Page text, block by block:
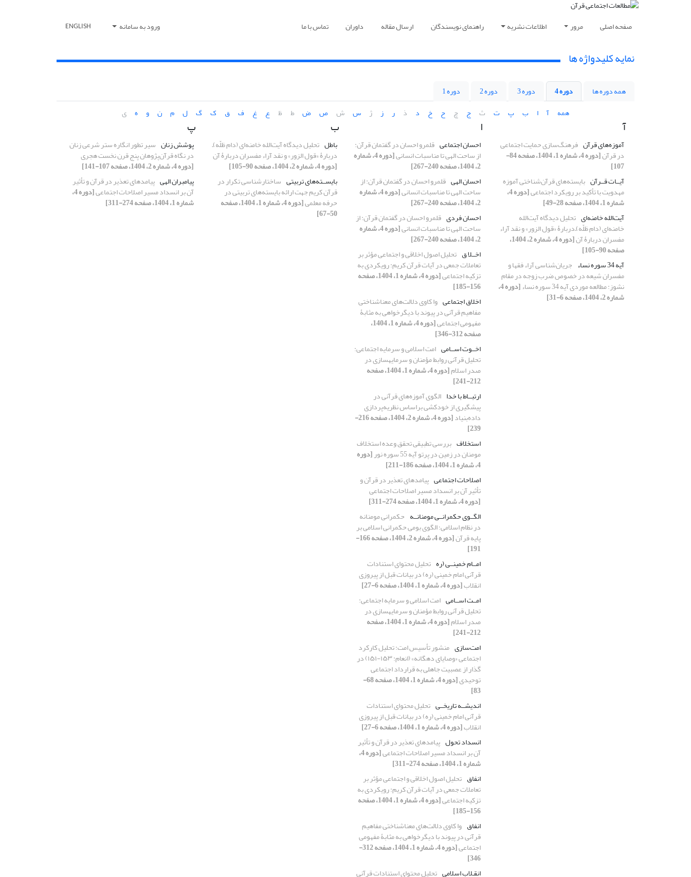
صفحه اصلی مرور اطلاعات نشریه راهنمای نویسندگان ارسال مقاله داوران تماس با ما ورود به سامانه ENGLISH
نمایه کلیدواژه ها
همه دوره ها دوره 4 دوره 3 دوره 2
دوره 1
همه
آ ا ب پ ت ث ج چ ح خ د ذ ر ز ژ س ش ص ض ط ظ ع غ ف ق ک گ ل م ن و ه ی
آ
آموزه‌های قرآن فرهنگ‌سازی حمایت اجتماعی
در قرآن [دوره 4، شماره 1، 1404، صفحه 84-
107]
آیــات قــرآن بایسته‌های قرآن‌شناختی آموزه‌
مهدویت با تأکید بر رویکرد اجتماعی [دوره 4،
شماره 1، 1404، صفحه 28-49]
آیت‌الله خامنه‌ای تحلیل دیدگاه آیت‌الله
خامنه‌ای (دام ظلّه)ّ دربارۀ «قول الزور» و نقد آراء
مفسران دربارۀ آن [دوره 4، شماره 2، 1404،
صفحه 90-105]
آیه 34 سوره نساء
جریان‌شناسی آراء فقها و
مفسران شیعه در خصوص ضرب زوجه در مقام
نشوز: مطالعه موردی آیه 34 سوره نساء [دوره 4،
شماره 2، 1404، صفحه 6-31]
ا
احسان اجتماعی قلمرو احسان در گفتمان قرآن:
از ساحت الهی تا مناسبات انسانی [دوره 4، شماره
2، 1404، صفحه 240-267]
احسان الهی قلمرو احسان در گفتمان قرآن: از
ساحت الهی تا مناسبات انسانی [دوره 4، شماره
2، 1404، صفحه 240-267]
احسان فردی قلمرو احسان در گفتمان قرآن: از
ساحت الهی تا مناسبات انسانی [دوره 4، شماره
2، 1404، صفحه 240-267]
اخــلا ق تحلیل اصول اخلاقی و اجتماعی مؤثر بر
تعاملات جمعی در آیات قرآن کریم: رویکردی به
تزکیه اجتماعی [دوره 4، شماره 1، 1404، صفحه
156-185]
اخلاق اجتماعی وا کاوی دلالت‌های معناشناختی
مفاهیم قرآنی در پیوند با دیگرخواهی به مثابۀ
مفهومی اجتماعی [دوره 4، شماره 1، 1404،
صفحه 312-346]
اخــوت اســامی امت اسلامی و سرمایه اجتماعی:
تحلیل قرآنی روابط مؤمنان و سرمایهسازی در
صدر اسلام [دوره 4، شماره 1، 1404، صفحه
212-241]
ارتبــاط با خدا الگوی آموز‌ه‌های قرآنی در
پیشگیری از خودکشی براساس نظریه‌پردازی
داده‌بنیاد [دوره 4، شماره 2، 1404، صفحه 216-
239]
استخلاف بررسی تطبیقی تحقق وعده استخلاف
مومنان در زمین در پرتو آیه 55 سوره نور [دوره
4، شماره 1، 1404، صفحه 186-211]
اصلاحات اجتماعی پیامدهای تعذیر در قرآن و
تأثیر آن بر انسداد مسیر اصلاحات اجتماعی
[دوره 4، شماره 1، 1404، صفحه 274-311]
الگــوی حکمرانــی مومنانــه حکمرانی مومنانه
در نظام اسلامی؛ الگوی بومی حکمرانی اسلامی بر
پایه قرآن [دوره 4، شماره 2، 1404، صفحه 166-
191]
امــام خمینــی (ره تحلیل محتوای استنادات
قرآنی امام خمینی (ره) در بیانات قبل از پیروزی
انقلاب[دوره 4، شماره 1، 1404، صفحه 6-27]
امــت اســامی امت اسلامی و سرمایه اجتماعی:
تحلیل قرآنی روابط مؤمنان و سرمایهسازی در
صدر اسلام [دوره 4، شماره 1، 1404، صفحه
212-241]
امت‌سازی منشور تأسیس امت: تحلیل کارکرد
اجتماعی «وصایای دهگانه» (انعام: ۱۵۳-۱۵۱) در
گذار از عصبیت جاهلی به قرارداد اجتماعی
توحیدی [دوره 4، شماره 1، 1404، صفحه 68-
83]
اندیشــه تاریخــی تحلیل محتوای استنادات
قرآنی امام خمینی (ره) در بیانات قبل از پیروزی
انقلاب[دوره 4، شماره 1، 1404، صفحه 6-27]
انسداد تحول پیامدهای تعذیر در قرآن و تأثیر
آن بر انسداد مسیر اصلاحات اجتماعی [دوره 4،
شماره 1، 1404، صفحه 274-311]
انفاق تحلیل اصول اخلاقی و اجتماعی مؤثر بر
تعاملات جمعی در آیات قرآن کریم: رویکردی به
تزکیه اجتماعی [دوره 4، شماره 1، 1404، صفحه
156-185]
انفاق وا کاوی دلالت‌های معناشناختی مفاهیم
قرآنی در پیوند با دیگرخواهی به مثابۀ مفهومی
اجتماعی [دوره 4، شماره 1، 1404، صفحه 312-
346]
انقـلاب اسلامی تحلیل محتوای استنادات قرآنی
ب
باطل تحلیل دیدگاه آیت‌الله خامنه‌ای (دام ظلّه)ّ
دربارۀ «قول الزور» و نقد آراء مفسران دربارۀ آن
[دوره 4، شماره 2، 1404، صفحه 90-105]
بایســته‌های تربیتی ساختارشناسی تکرار در
قرآن کریم جهت ارائه بایسته‌های تربیتی در
حرفه معلمی [دوره 4، شماره 1، 1404، صفحه
50-67]
پ
پوشش زنان سیر تطور انگاره ستر شرعی زنان
در نگاه قرآن‌پژوهان پنج قرن نخست هجری
[دوره 4، شماره 2، 1404، صفحه 107-141]
پیامبران الهی پیامدهای تعذیر در قرآن و تأثیر
آن بر انسداد مسیر اصلاحات اجتماعی [دوره 4،
شماره 1، 1404، صفحه 274-311]